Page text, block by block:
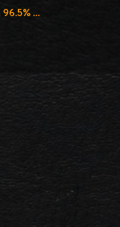
กำไลปี่เซียะทองคำแท้ 96.5% น้ำหนัก 1 บาท เสริมโชคลาภ